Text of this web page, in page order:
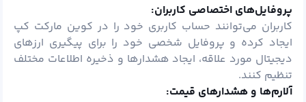
پروفایل‌های اختصاصی کاربران:
کاربران می‌توانند حساب کاربری خود را در کوین مارکت کپ
ایجاد کرده و پروفایل شخصی خود را برای پیگیری ارزهای
دیجیتال مورد علاقه، ایجاد هشدارها و ذخیره اطلاعات مختلف
تنظیم کنند.
آلارم‌ها و هشدارهای قیمت: